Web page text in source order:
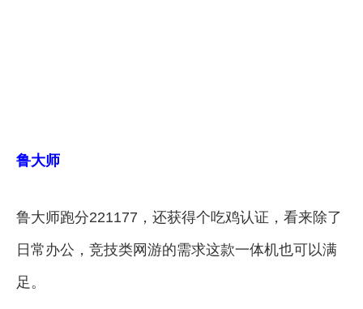
鲁大师
鲁大师跑分221177，还获得个吃鸡认证，看来除了
日常办公，竞技类网游的需求这款一体机也可以满
足。